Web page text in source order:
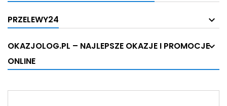
PRZELEWY24
OKAZJOLOG.PL – NAJLEPSZE OKAZJE I PROMOCJE
ONLINE